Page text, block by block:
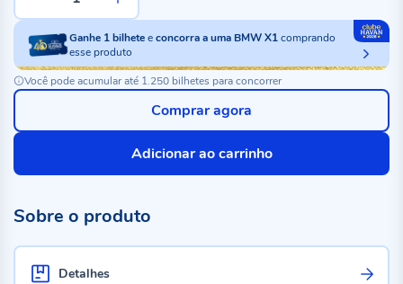
Ganhe 1bilheteeconcorra a uma BMW X1comprando
esse produto
Você pode acumular até 1.250 bilhetes para concorrer
Adicionar ao carrinho
Comprar agora
Sobre o produto
Detalhes